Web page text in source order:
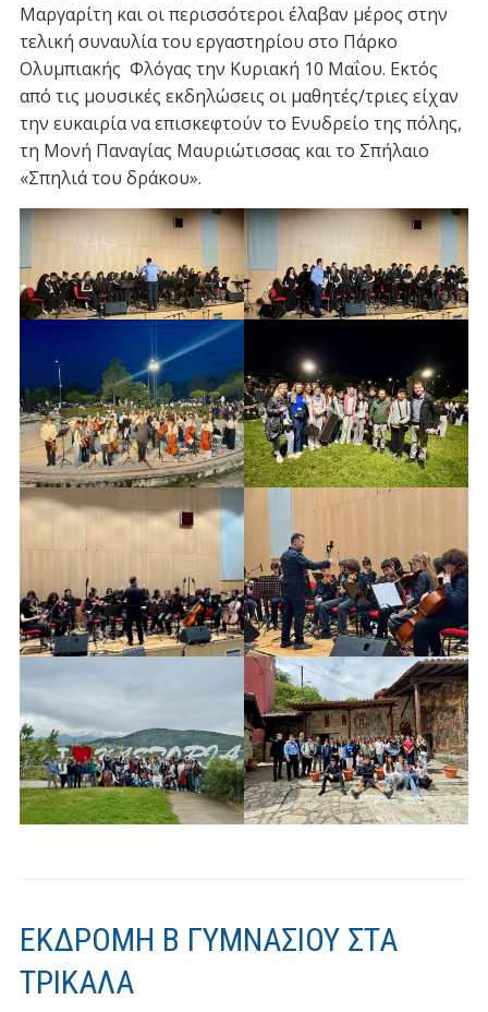
Μαργαρίτη και οι περισσότεροι έλαβαν μέρος στην
τελική συναυλία του εργαστηρίου στο Πάρκο
Ολυμπιακής Φλόγας την Κυριακή 10 Μαΐου. Εκτός
από τις μουσικές εκδηλώσεις οι μαθητές/τριες είχαν
την ευκαιρία να επισκεφτούν το Ενυδρείο της πόλης,
τη Μονή Παναγίας Μαυριώτισσας και το Σπήλαιο
«Σπηλιά του δράκου».
ΕΚΔΡΟΜΗ Β ΓΥΜΝΑΣΙΟΥ ΣΤΑ
ΤΡΙΚΑΛΑ